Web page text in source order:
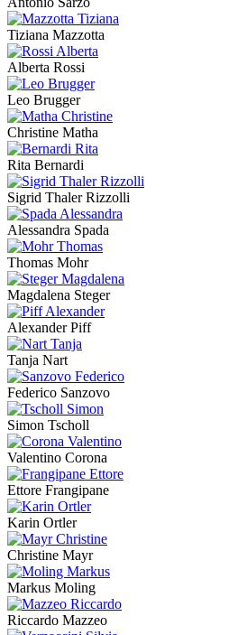
Tiziana Mazzotta
Alberta Rossi
Leo Brugger
Christine Matha
Rita Bernardi
Sigrid Thaler Rizzolli
Alessandra Spada
Thomas Mohr
Magdalena Steger
Alexander Piff
Tanja Nart
Federico Sanzovo
Simon Tscholl
Valentino Corona
Ettore Frangipane
Karin Ortler
Christine Mayr
Markus Moling
Riccardo Mazzeo